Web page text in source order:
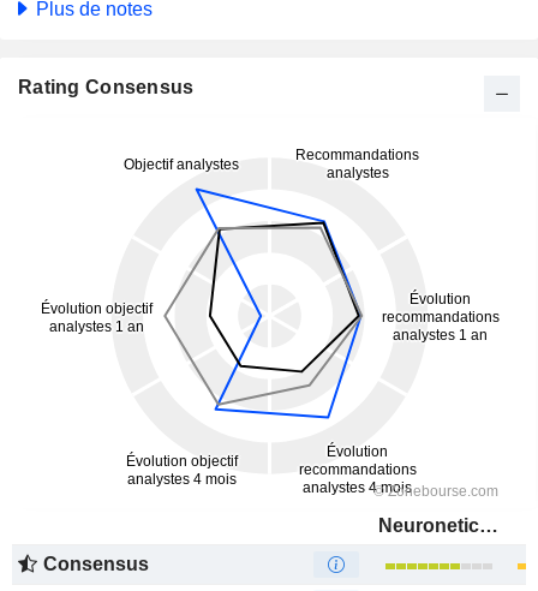
Plus de notes
Rating Consensus
Neuronetics, Inc.
Consensus